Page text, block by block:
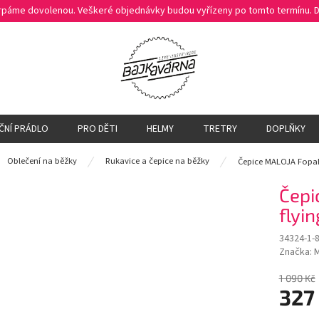
dovolenou. Veškeré objednávky budou vyřízeny po tomto termínu.
PRÁDLO PRO DĚTI HELMY TRETRY DOPLŇKY
Oblečení na běžky Rukavice a čepice na běžky Čepice MALOJA
34324-1-
Značka:
1 090 Kč
327